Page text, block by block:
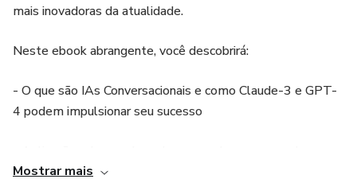
mais inovadoras da atualidade.
Neste ebook abrangente, você descobrirá:
- O que são IAs Conversacionais e como Claude-3 e GPT-
4 podem impulsionar seu sucesso
IA em ação imediatamente
Mostrar mais